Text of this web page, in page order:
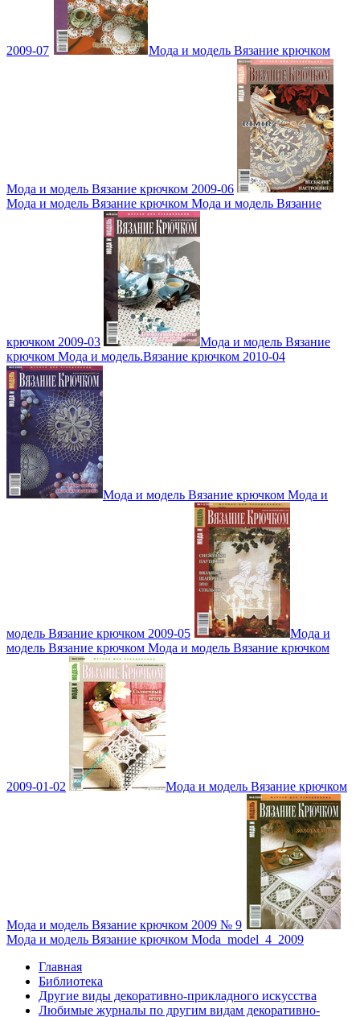
2009-07 Мода и модель Вязание крючком
Мода и модель Вязание крючком 2009-06
Мода и модель Вязание крючком Мода и модель Вязание
крючком 2009-03
Мода и модель Вязание
крючком Мода и модель.Вязание крючком 2010-04
Мода и модель Вязание крючком Мода и
модель Вязание крючком 2009-05
Мода и
модель Вязание крючком Мода и модель Вязание крючком
2009-01-02 Мода и модель Вязание крючком
Мода и модель Вязание крючком 2009 № 9
Мода и модель Вязание крючком Moda_model_4_2009
Главная
Библиотека
Другие виды декоративно-прикладного искусства
Любимые журналы по другим видам декоративно-